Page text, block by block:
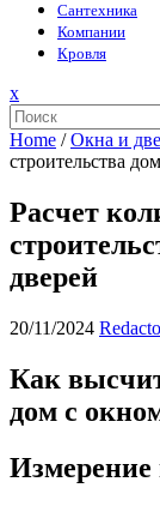
Сантехника
Компании
Кровля
xЗакрыть
меню
Home /Окна и
строительства
Расчет
дверей
20/11/2024
Как
дом с
Измерение